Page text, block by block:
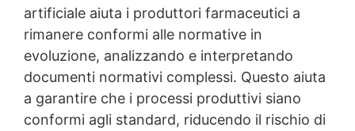
artificiale aiuta i produttori farmaceutici a
rimanere conformi alle normative in
evoluzione, analizzando e interpretando
documenti normativi complessi. Questo aiuta
a garantire che i processi produttivi siano
conformi agli standard, riducendo il rischio di